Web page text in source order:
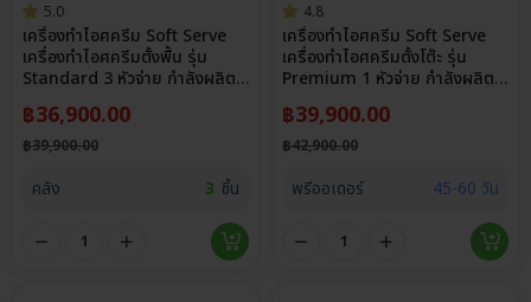
5.0
เครื่องทำไอศครีม Soft Serve
เครื่องทำไอศครีมตั้งพื้น รุ่น
Standard 3 หัวจ่าย กำลังผลิต
รสชาติ/ทูโทน
฿36,900.00
฿39,900.00
คลัง 3 ชิ้น
4.8
เครื่องทำไอศครีม Soft Serve
เครื่องทำไอศครีมตั้งโต๊ะ รุ่น
Premium 1 หัวจ่าย กำลังผลิต
หนืดได้ถึง 8 ระดับ
฿39,900.00
฿42,900.00
พรีออเดอร์ 45-60 วัน